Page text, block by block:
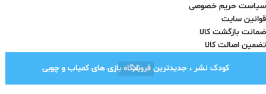
کودک نشر ، جدیدترین فروشگاه بازی های کمیاب و چوبی
سیاست حریم خصوصی
قوانین سایت
ضمانت بازگشت کالا
تضمین اصالت کالا
نماد اعتماد الکترونیک